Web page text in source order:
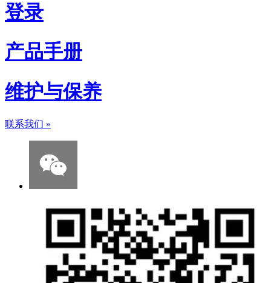
登录
产品手册
维护与保养
联系我们 »